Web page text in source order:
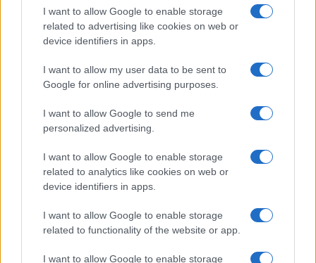
I want to allow Google to enable storage
related to advertising like cookies on web or
device identifiers in apps.
I want to allow my user data to be sent to
Google for online advertising purposes.
I want to allow Google to send me
personalized advertising.
I want to allow Google to enable storage
related to analytics like cookies on web or
device identifiers in apps.
I want to allow Google to enable storage
related to functionality of the website or app.
I want to allow Google to enable storage
F
a
ce
b
o
o
k
T
w
it
te
r
Pi
n
te
re
st
W
h
at
s
A
p
p
S
h
a
re
Articolo precedente
Prossimo articolo
Ristorante distrutto dalle fiamme a La